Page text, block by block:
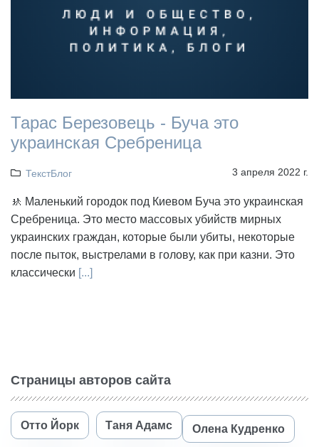
Тарас Березовець - Буча это
украинская Сребреница
ТекстБлог 3 апреля 2022 г.
🚸 Маленький городок под Киевом Буча это украинская
Сребреница. Это место массовых убийств мирных
украинских граждан, которые были убиты, некоторые
после пыток, выстрелами в голову, как при казни. Это
классически [...]
Страницы авторов сайта
Отто Йорк Таня Адамс Олена Кудренко